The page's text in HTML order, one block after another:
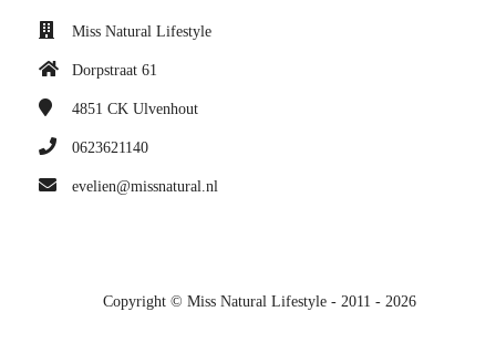
Miss Natural Lifestyle
Dorpstraat 61
4851 CK Ulvenhout
0623621140
evelien@missnatural.nl
Copyright © Miss Natural Lifestyle - 2011 - 2026